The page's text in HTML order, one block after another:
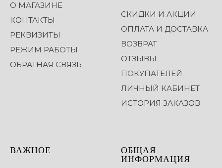
О МАГАЗИНЕ
КОНТАКТЫ
РЕКВИЗИТЫ
РЕЖИМ РАБОТЫ
ОБРАТНАЯ СВЯЗЬ
СКИДКИ И АКЦИИ
ОПЛАТА И ДОСТАВКА
ВОЗВРАТ
ОТЗЫВЫ
ПОКУПАТЕЛЕЙ
ЛИЧНЫЙ КАБИНЕТ
ИСТОРИЯ ЗАКАЗОВ
ВАЖНОЕ ОБЩАЯ
ИНФОРМАЦИЯ